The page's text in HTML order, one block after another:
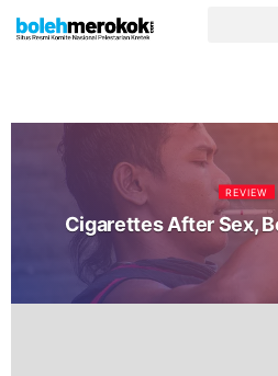
REVIEW
Cigarettes After Sex,